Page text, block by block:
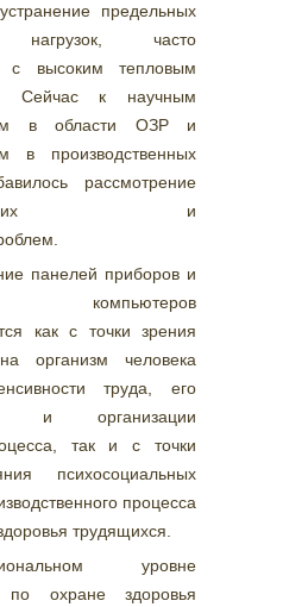
предельных
нагрузок, часто
с высоким тепловым
Сейчас к научным
в области ОЗР и
в производственных
рассмотрение
и
панелей приборов и
компьютеров
как с точки зрения
организм человека
труда, его
и организации
так и с точки
психосоциальных
процесса
трудящихся.
уровне
по охране здоровья